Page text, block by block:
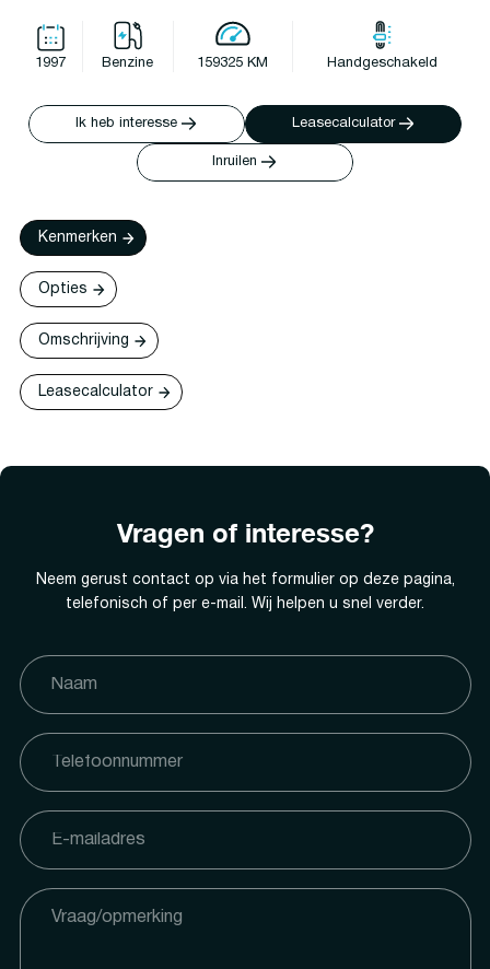
1997 Benzine 159325 KM Handgeschakeld
Ik heb interesse Leasecalculator
Inruilen
Kenmerken
Opties
Omschrijving
Leasecalculator
Vragen of interesse?
Neem gerust contact op via het formulier op deze pagina,
telefonisch of per e-mail. Wij helpen u snel verder.